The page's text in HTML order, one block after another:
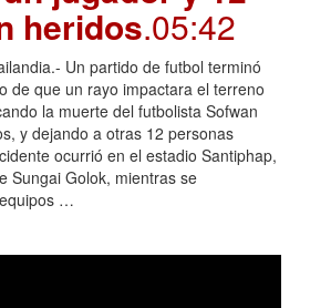
heridos.05:42
Un partido de futbol terminó
de que un rayo impactara el terreno
la muerte del futbolista Sofwan
y dejando a otras 12 personas
ocurrió en el estadio Santiphap,
Sungai Golok, mientras se
…